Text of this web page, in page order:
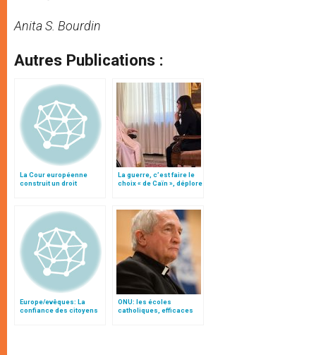
Anita S. Bourdin
Autres Publications :
La Cour européenne
construit un droit
La guerre, c’est faire le
choix « de Caïn », déplore
Europe/evêques: La
confiance des citoyens
ONU: les écoles
catholiques, efficaces